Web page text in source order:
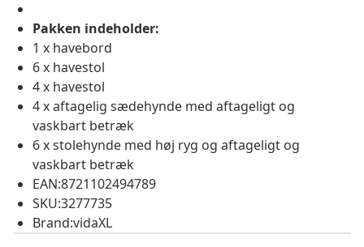
Pakken indeholder:
1 x havebord
6 x havestol
4 x havestol
4 x aftagelig sædehynde med aftageligt og
vaskbart betræk
6 x stolehynde med høj ryg og aftageligt og
vaskbart betræk
EAN:8721102494789
SKU:3277735
Brand:vidaXL